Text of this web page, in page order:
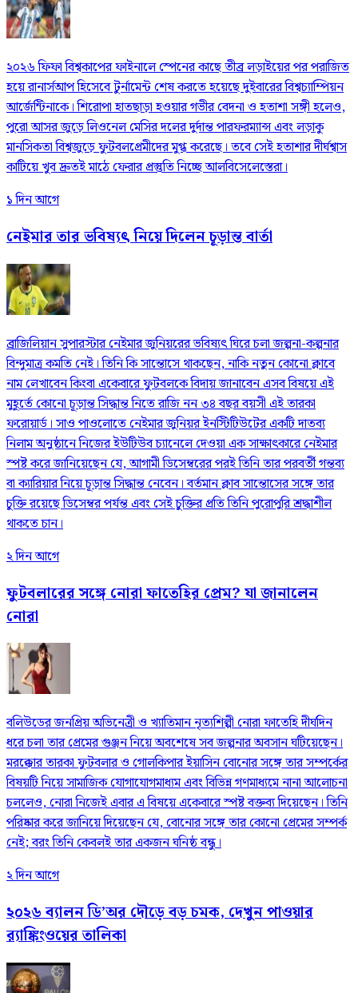
২০২৬ ফিফা বিশ্বকাপের ফাইনালে স্পেনের কাছে তীব্র লড়াইয়ের পর পরাজিত
হয়ে রানার্সআপ হিসেবে টুর্নামেন্ট শেষ করতে হয়েছে দুইবারের বিশ্বচ্যাম্পিয়ন
আর্জেন্টিনাকে। শিরোপা হাতছাড়া হওয়ার গভীর বেদনা ও হতাশা সঙ্গী হলেও,
পুরো আসর জুড়ে লিওনেল মেসির দলের দুর্দান্ত পারফরম্যান্স এবং লড়াকু
মানসিকতা বিশ্বজুড়ে ফুটবলপ্রেমীদের মুগ্ধ করেছে। তবে সেই হতাশার দীর্ঘশ্বাস
কাটিয়ে খুব দ্রুতই মাঠে ফেরার প্রস্তুতি নিচ্ছে আলবিসেলেস্তেরা।
১ দিন আগে
নেইমার তার ভবিষ্যৎ নিয়ে দিলেন চূড়ান্ত বার্তা
ব্রাজিলিয়ান সুপারস্টার নেইমার জুনিয়রের ভবিষ্যৎ ঘিরে চলা জল্পনা-কল্পনার
বিন্দুমাত্র কমতি নেই। তিনি কি সান্তোসে থাকছেন, নাকি নতুন কোনো ক্লাবে
নাম লেখাবেন কিংবা একেবারে ফুটবলকে বিদায় জানাবেন এসব বিষয়ে এই
মুহূর্তে কোনো চূড়ান্ত সিদ্ধান্ত নিতে রাজি নন ৩৪ বছর বয়সী এই তারকা
ফরোয়ার্ড। সাও পাওলোতে নেইমার জুনিয়র ইনস্টিটিউটের একটি দাতব্য
নিলাম অনুষ্ঠানে নিজের ইউটিউব চ্যানেলে দেওয়া এক সাক্ষাৎকারে নেইমার
স্পষ্ট করে জানিয়েছেন যে, আগামী ডিসেম্বরের পরই তিনি তার পরবর্তী গন্তব্য
বা ক্যারিয়ার নিয়ে চূড়ান্ত সিদ্ধান্ত নেবেন। বর্তমান ক্লাব সান্তোসের সঙ্গে তার
চুক্তি রয়েছে ডিসেম্বর পর্যন্ত এবং সেই চুক্তির প্রতি তিনি পুরোপুরি শ্রদ্ধাশীল
থাকতে চান।
২ দিন আগে
ফুটবলারের সঙ্গে নোরা ফাতেহির প্রেম? যা জানালেন
নোরা
বলিউডের জনপ্রিয় অভিনেত্রী ও খ্যাতিমান নৃত্যশিল্পী নোরা ফাতেহি দীর্ঘদিন
ধরে চলা তার প্রেমের গুঞ্জন নিয়ে অবশেষে সব জল্পনার অবসান ঘটিয়েছেন।
মরক্কোর তারকা ফুটবলার ও গোলকিপার ইয়াসিন বোনোর সঙ্গে তার সম্পর্কের
বিষয়টি নিয়ে সামাজিক যোগাযোগমাধ্যম এবং বিভিন্ন গণমাধ্যমে নানা আলোচনা
চললেও, নোরা নিজেই এবার এ বিষয়ে একেবারে স্পষ্ট বক্তব্য দিয়েছেন। তিনি
পরিষ্কার করে জানিয়ে দিয়েছেন যে, বোনোর সঙ্গে তার কোনো প্রেমের সম্পর্ক
নেই; বরং তিনি কেবলই তার একজন ঘনিষ্ঠ বন্ধু।
২ দিন আগে
২০২৬ ব্যালন ডি’অর দৌড়ে বড় চমক, দেখুন পাওয়ার
র‍্যাঙ্কিংওয়ের তালিকা